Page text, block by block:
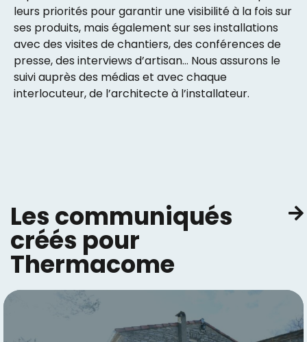
leurs priorités pour garantir une visibilité à la fois sur
ses produits, mais également sur ses installations
avec des visites de chantiers, des conférences de
presse, des interviews d’artisan… Nous assurons le
suivi auprès des médias et avec chaque
interlocuteur, de l’architecte à l’installateur.
Les communiqués
créés pour
Thermacome